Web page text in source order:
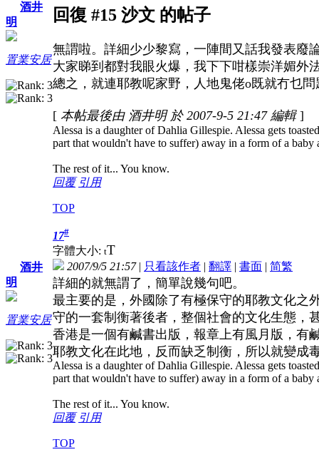
酒井
明
置業安居
回復 #15 沙文 的帖子
無謂啦。詳細少少黎寫，一陣間又話我發表廢
大家睇到都對我眼火爆，我下下咁樣崇洋媚外
總之，就連耶教呢家野，人地鬼佬o既就冇乜
[ 本帖最後由 酒井明 於 2007-9-5 21:47 編輯 ]
Alessa is a daughter of Dahlia Gillespie. Alessa gets
part that wouldn't have to suffer) away in a form of a
The rest of it... You know.
回覆 引用
TOP
酒井
明
置業安居
17#
字體大小: tT
2007/9/5 21:57| 只看該作者 | 翻譯 | 書面 | 简繁
詳細的就無謂了，簡單說幾句吧。
最主要的是，外國除了有極保守的耶教文化之
守的一套制衡著後者，整個社會的文化生態，
香港是一個有鹹書出版，報章上有風月版，有
耶教文化在此地，反而缺乏制衡，所以就變成
Alessa is a daughter of Dahlia Gillespie. Alessa gets
part that wouldn't have to suffer) away in a form of a
The rest of it... You know.
回覆 引用
TOP